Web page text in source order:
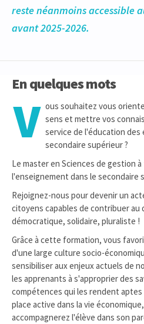
reste néanmoins accessible
avant 2025-2026.
En quelques mots
V ous souhaitez vous
sens et mettre vos
service de l'éducation
secondaire supérieur ?
Le master en Sciences de gestion
l'enseignement dans le secondaire
Rejoignez-nous pour devenir un
citoyens capables de contribuer
démocratique, solidaire, pluraliste !
Grâce à cette formation, vous
d'une large culture socio-
sensibiliser aux enjeux actuels de
les apprenants à s'approprier des
compétences qui les rendent
place active dans la vie
accompagnerez l'élève dans son